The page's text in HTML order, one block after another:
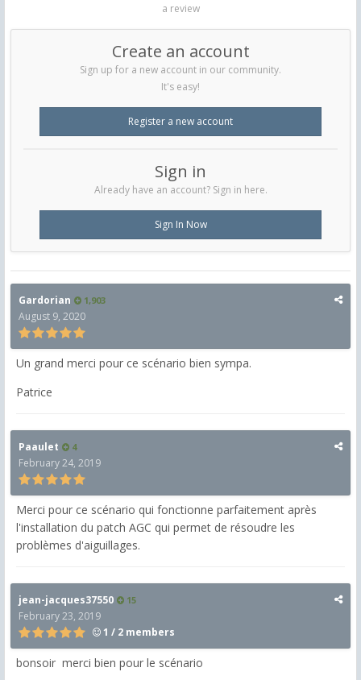
a review
Create an account
Sign up for a new account in our community.
It's easy!
Register a new account
Sign in
Already have an account? Sign in here.
Sign In Now
Gardorian 1,903
August 9, 2020
Un grand merci pour ce scénario bien sympa.
Patrice
Paaulet 4
February 24, 2019
Merci pour ce scénario qui fonctionne parfaitement après
l'installation du patch AGC qui permet de résoudre les
problèmes d'aiguillages.
jean-jacques37550 15
February 23, 2019
1 / 2 members
bonsoir merci bien pour le scénario